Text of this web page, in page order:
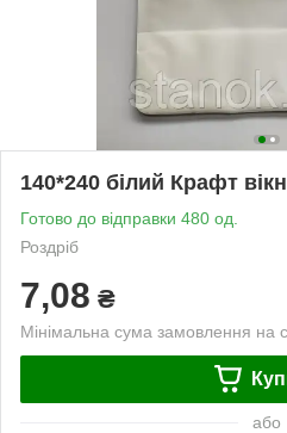
140*240 білий Крафт
Готово до відправки 480 од.
Роздріб
7,08 ₴
Мінімальна сума замовлення на
або